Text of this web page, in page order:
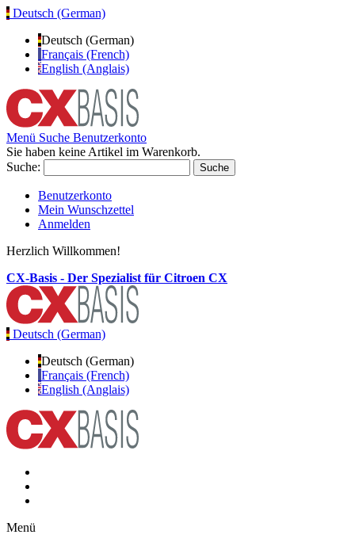
Deutsch (German)
Deutsch (German)
Français (French)
English (Anglais)
Menü Suche Benutzerkonto
Sie haben keine Artikel im Warenkorb.
Suche:
Suche
Benutzerkonto
Mein Wunschzettel
Anmelden
Herzlich Willkommen!
CX-Basis - Der Spezialist für Citroen CX
Deutsch (German)
Deutsch (German)
Français (French)
English (Anglais)
Menü